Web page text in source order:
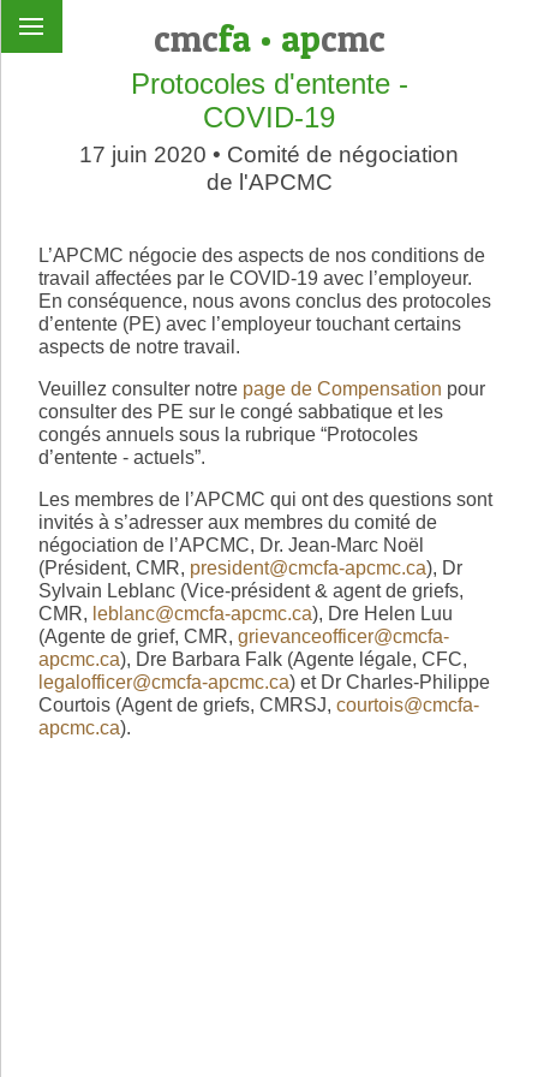
cmcfa• apcmc
Protocoles d'entente -
COVID-19
17 juin 2020 • Comité de négociation
de l'APCMC
L’APCMC négocie des aspects de nos conditions de
travail affectées par le COVID-19 avec l’employeur.
En conséquence, nous avons conclus des protocoles
d’entente (PE) avec l’employeur touchant certains
aspects de notre travail.
Veuillez consulter notre page de Compensation pour
consulter des PE sur le congé sabbatique et les
congés annuels sous la rubrique “Protocoles
d’entente - actuels”.
Les membres de l’APCMC qui ont des questions sont
invités à s’adresser aux membres du comité de
négociation de l’APCMC, Dr. Jean-Marc Noël
(Président, CMR, president@cmcfa-apcmc.ca), Dr
Sylvain Leblanc (Vice-président & agent de griefs,
CMR, leblanc@cmcfa-apcmc.ca), Dre Helen Luu
(Agente de grief, CMR, grievanceofficer@cmcfa-
apcmc.ca), Dre Barbara Falk (Agente légale, CFC,
legalofficer@cmcfa-apcmc.ca) et Dr Charles-Philippe
Courtois (Agent de griefs, CMRSJ, courtois@cmcfa-
apcmc.ca).